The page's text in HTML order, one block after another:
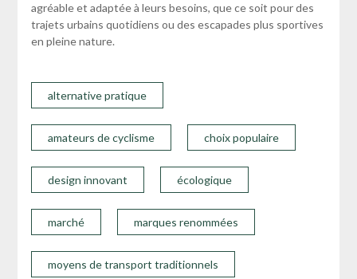
agréable et adaptée à leurs besoins, que ce soit pour des
trajets urbains quotidiens ou des escapades plus sportives
en pleine nature.
alternative pratique
amateurs de cyclisme choix populaire
design innovant écologique
marché marques renommées
moyens de transport traditionnels